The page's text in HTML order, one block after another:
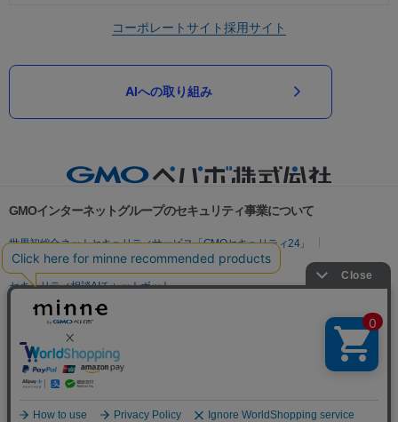
コーポレートサイト採用サイト
AIへの取り組み
GMOインターネットグループのセキュリティ事業について
世界初総合ネットセキュリティサービス「GMOセキュリティ24」
パスワード漏洩診断
Webサイトリスク診断
セキュリティ相談AIチャットボット
実在証明・盗聴対策
サイバー攻撃対策（GMO Flatt Security）
セキュリティ事業の軌跡